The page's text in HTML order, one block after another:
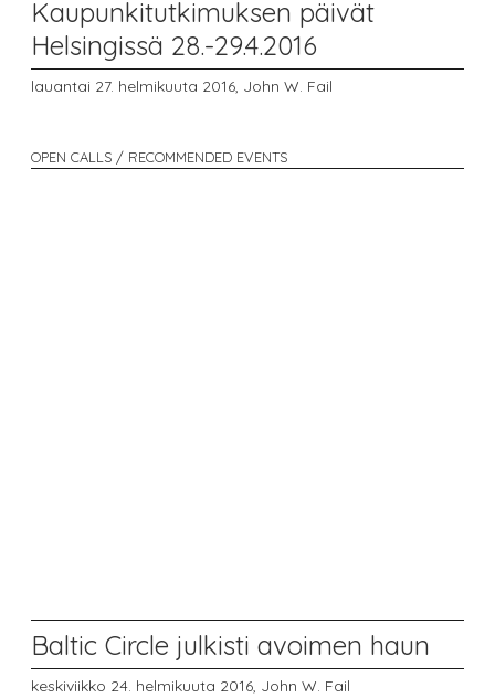
Kaupunkitutkimuksen päivät
Helsingissä 28.-29.4.2016
lauantai 27. helmikuuta 2016, John W. Fail
OPEN CALLS / RECOMMENDED EVENTS
Baltic Circle julkisti avoimen haun
keskiviikko 24. helmikuuta 2016, John W. Fail